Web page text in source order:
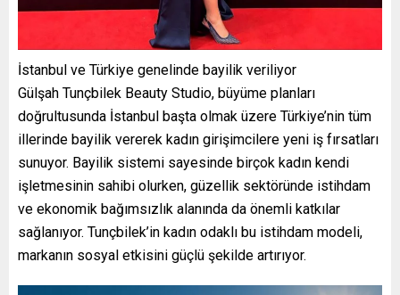
İstanbul ve Türkiye genelinde bayilik veriliyor
Gülşah Tunçbilek Beauty Studio, büyüme planları
doğrultusunda İstanbul başta olmak üzere Türkiye’nin tüm
illerinde bayilik vererek kadın girişimcilere yeni iş fırsatları
sunuyor. Bayilik sistemi sayesinde birçok kadın kendi
işletmesinin sahibi olurken, güzellik sektöründe istihdam
ve ekonomik bağımsızlık alanında da önemli katkılar
sağlanıyor. Tunçbilek’in kadın odaklı bu istihdam modeli,
markanın sosyal etkisini güçlü şekilde artırıyor.